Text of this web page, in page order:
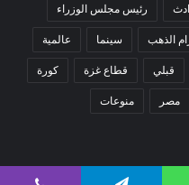
رئيس مجلس الوزراء
الذهب سينما عالمية
قبلي قطاع غزة كورة
مصر منوعات